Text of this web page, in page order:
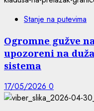
Stanje na putevima
Ogromne gužve
upozoreni na
sistema
17/05/2026 0